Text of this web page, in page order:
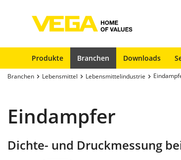
Produkte Branchen Downloads
Branchen Lebensmittel Lebensmittelindustrie
Eindampfer
Dichte- und Druckmessung